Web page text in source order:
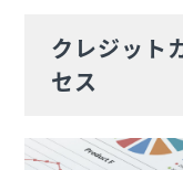
クレジット
セス